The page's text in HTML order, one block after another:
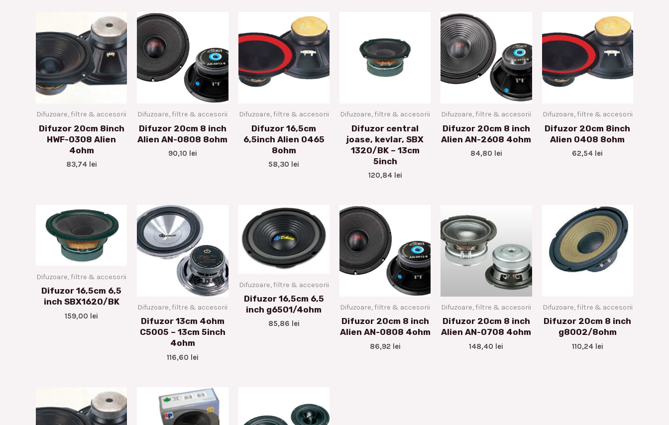
Difuzoare, filtre & accesorii
Difuzor 20cm 8inch
HWF-0308 Alien
4ohm
83,74 lei
Difuzoare, filtre & accesorii
Difuzor 20cm 8 inch
Alien AN-0808 8ohm
90,10 lei
Difuzoare, filtre & accesorii
Difuzor 16,5cm
6,5inch Alien 0465
8ohm
58,30 lei
Difuzoare, filtre & accesorii
Difuzor central
joase, kevlar, SBX
1320/BK – 13cm
5inch
120,84 lei
Difuzoare, filtre & accesorii
Difuzor 20cm 8 inch
Alien AN-2608 4ohm
84,80 lei
Difuzoare, filtre & accesorii
Difuzor 20cm 8inch
Alien 0408 8ohm
62,54 lei
Difuzoare, filtre & accesorii
Difuzor 16,5cm 6,5
inch SBX1620/BK
159,00 lei
Difuzoare, filtre & accesorii
Difuzor 13cm 4ohm
C5005 – 13cm 5inch
4ohm
116,60 lei
Difuzoare, filtre & accesorii
Difuzor 16,5cm 6,5
inch g6501/4ohm
85,86 lei
Difuzoare, filtre & accesorii
Difuzor 20cm 8 inch
Alien AN-0808 4ohm
86,92 lei
Difuzoare, filtre & accesorii
Difuzor 20cm 8 inch
Alien AN-0708 4ohm
148,40 lei
Difuzoare, filtre & accesorii
Difuzor 20cm 8 inch
g8002/8ohm
110,24 lei